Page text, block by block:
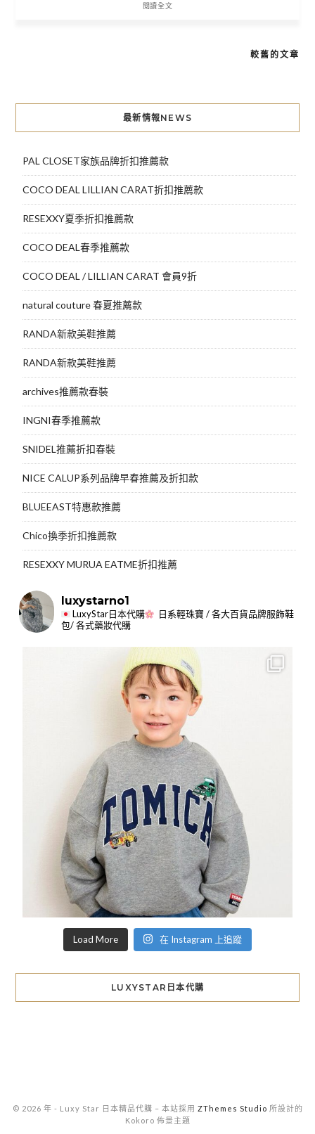
閱讀全文
導
覽
較舊的文章
最新情報NEWS
PAL CLOSET家族品牌折扣推薦款
COCO DEAL LILLIAN CARAT折扣推薦款
RESEXXY夏季折扣推薦款
COCO DEAL春季推薦款
COCO DEAL / LILLIAN CARAT 會員9折
natural couture 春夏推薦款
RANDA新款美鞋推薦
RANDA新款美鞋推薦
archives推薦款春裝
INGNI春季推薦款
SNIDEL推薦折扣春裝
NICE CALUP系列品牌早春推薦及折扣款
BLUEEAST特惠款推薦
Chico換季折扣推薦款
RESEXXY MURUA EATME折扣推薦
luxystarno1
LuxyStar日本代購
日系輕珠寶 / 各大百貨品牌服飾鞋
包/ 各式藥妝代購
Load More 在 Instagram 上追蹤
LUXYSTAR日本代購
© 2026 年 - Luxy Star 日本精品代購 – 本站採用 ZThemes Studio 所設計的
Kokoro 佈景主題